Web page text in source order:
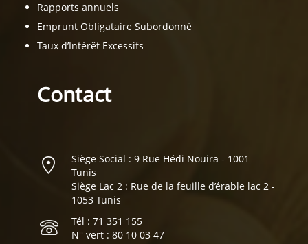
Rapports annuels
Emprunt Obligataire Subordonné
Taux d’Intérêt Excessifs
Contact
Siège Social : 9 Rue Hédi Nouira - 1001
Tunis
Siège Lac 2 : Rue de la feuille d’érable lac 2 -
1053 Tunis
Tél : 71 351 155
N° vert : 80 10 03 47